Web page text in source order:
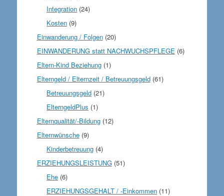
Integration (24)
Kosten (9)
Einwanderung / Folgen(20)
EINWANDERUNG statt NACHWUCHSPFLEGE (6)
Eltern-Kind Beziehung(1)
Elterngeld / Elternzeit / Betreuungsgeld(61)
Betreuungsgeld (21)
ElterngeldPlus (1)
Elternqualität/-Bildung(12)
Elternwünsche(9)
Kinderbetreuung (4)
ERZIEHUNGSLEISTUNG(51)
Ehe (6)
ERZIEHUNGSGEHALT / -Einkommen (11)